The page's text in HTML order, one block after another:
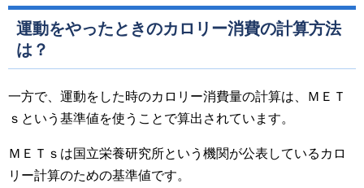
運動をやったときのカロリー消費の計算方法
は？
一方で、運動をした時のカロリー消費量の計算は、ＭＥＴ
ｓという基準値を使うことで算出されています。
ＭＥＴｓは国立栄養研究所という機関が公表しているカロ
リー計算のための基準値です。